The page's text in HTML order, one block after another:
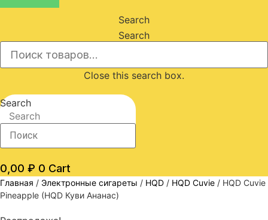
Search
Search
Close this search box.
Search
Search
0,00 ₽ 0 Cart
Главная / Электронные сигареты / HQD / HQD Cuvie / HQD Cuvie
Pineapple (HQD Куви Ананас)